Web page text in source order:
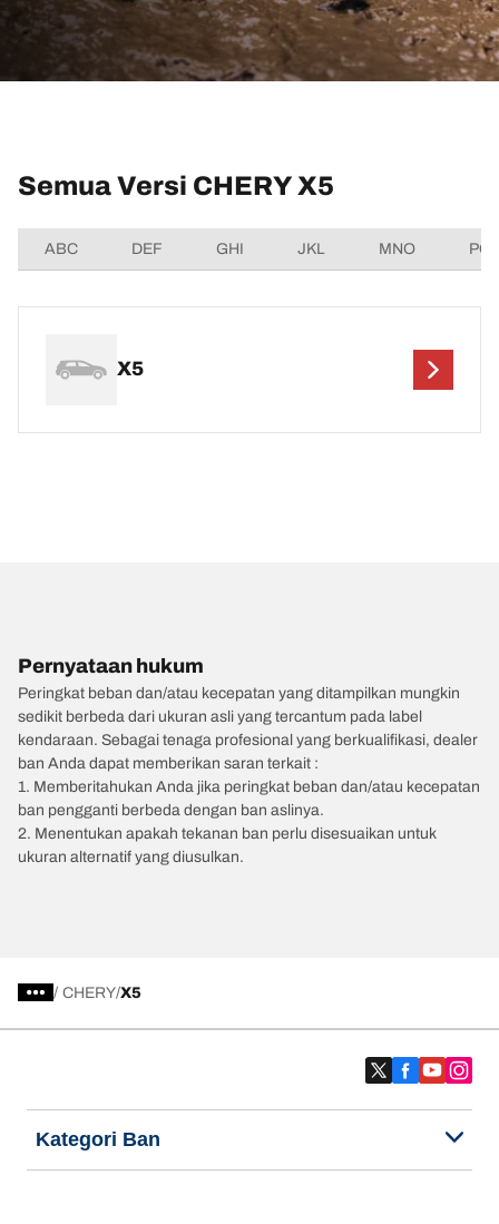
Semua Versi CHERY X5
ABC DEF GHI JKL MNO
X5
Pernyataan hukum
Peringkat beban dan/atau kecepatan yang ditampilkan mungkin
sedikit berbeda dari ukuran asli yang tercantum pada label
kendaraan. Sebagai tenaga profesional yang berkualifikasi, dealer
ban Anda dapat memberikan saran terkait :
1. Memberitahukan Anda jika peringkat beban dan/atau kecepatan
ban pengganti berbeda dengan ban aslinya.
2. Menentukan apakah tekanan ban perlu disesuaikan untuk
ukuran alternatif yang diusulkan.
/ CHERY X5
Kategori Ban